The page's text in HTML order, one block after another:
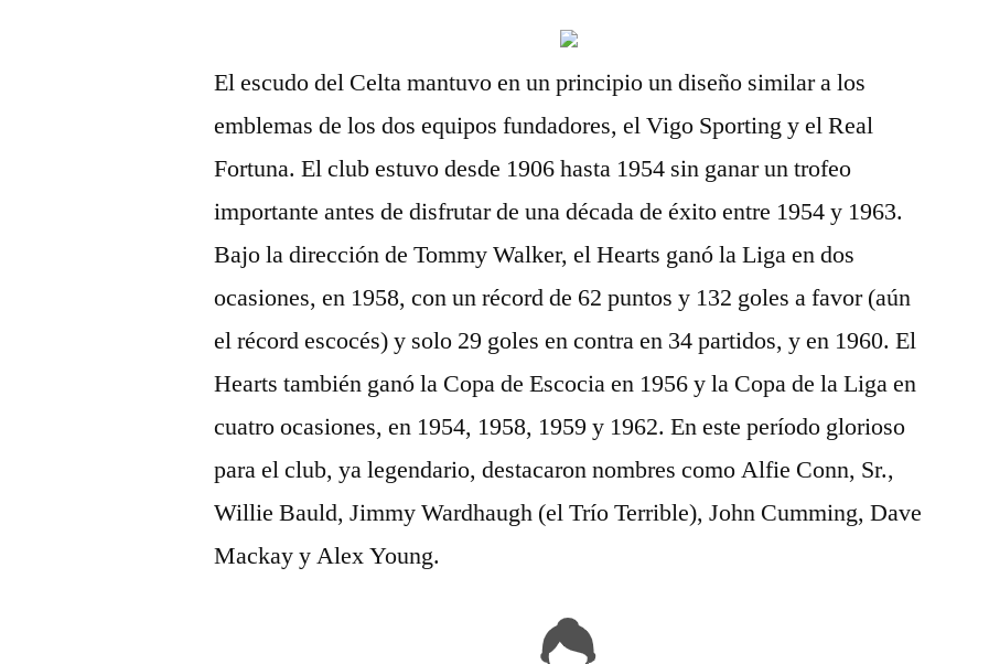
El escudo del Celta mantuvo en un principio un diseño similar a los
emblemas de los dos equipos fundadores, el Vigo Sporting y el Real
Fortuna. El club estuvo desde 1906 hasta 1954 sin ganar un trofeo
importante antes de disfrutar de una década de éxito entre 1954 y 1963.
Bajo la dirección de Tommy Walker, el Hearts ganó la Liga en dos
ocasiones, en 1958, con un récord de 62 puntos y 132 goles a favor (aún
el récord escocés) y solo 29 goles en contra en 34 partidos, y en 1960. El
Hearts también ganó la Copa de Escocia en 1956 y la Copa de la Liga en
cuatro ocasiones, en 1954, 1958, 1959 y 1962. En este período glorioso
para el club, ya legendario, destacaron nombres como Alfie Conn, Sr.,
Willie Bauld, Jimmy Wardhaugh (el Trío Terrible), John Cumming, Dave
Mackay y Alex Young.